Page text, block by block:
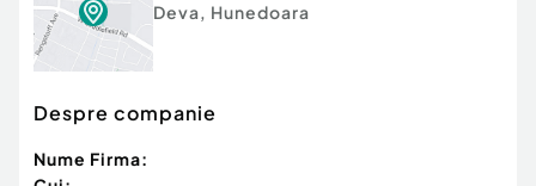
Deva, Hunedoara
Despre companie
Nume Firma: